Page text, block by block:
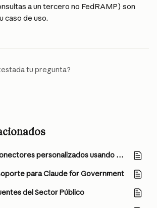
a un tercero no FedRAMP) son
caso de uso.
tu pregunta?
Comienza con conectores personalizados usando MCP remoto
para Claude for Government
del Sector Público